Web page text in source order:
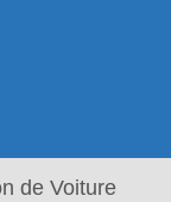
de Voiture